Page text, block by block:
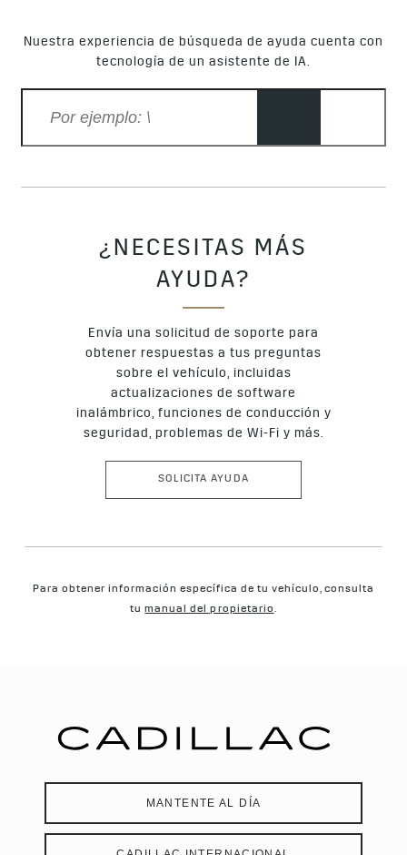
Nuestra experiencia de búsqueda de ayuda cuenta con
tecnología de un asistente de IA.
¿NECESITAS MÁS
AYUDA?
Envía una solicitud de soporte para
obtener respuestas a tus preguntas
sobre el vehículo, incluidas
actualizaciones de software
inalámbrico, funciones de conducción y
seguridad, problemas de Wi-Fi y más.
SOLICITA AYUDA
Para obtener información específica de tu vehículo, consulta
tumanual del propietario.